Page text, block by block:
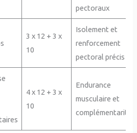
pectoraux
3 x 12 + 3 x
10
Isolement et
renforcement
pectoral précis
4 x 12 + 3 x
10
Endurance
musculaire et
complémentarité